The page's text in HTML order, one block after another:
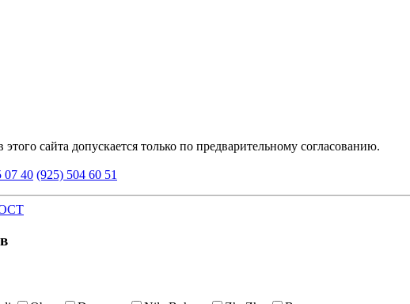
сайта допускается только по предварительному согласованию.
07 40 (925) 504 60 51